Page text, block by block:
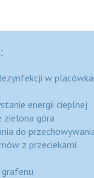
w
energii cieplnej
zielona góra
do
z przeciekami